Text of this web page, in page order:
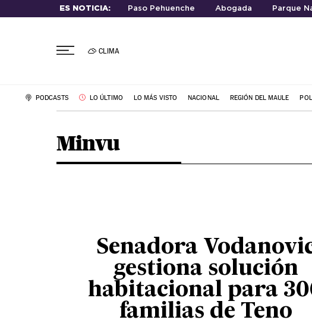
ES NOTICIA: Paso Pehuenche Abogada Parque
CLIMA
PODCASTS LO ÚLTIMO LO MÁS VISTO NACIONAL REGIÓN DEL MAULE
Minvu
Senadora
gestiona solución
habitacional para
familias de Teno